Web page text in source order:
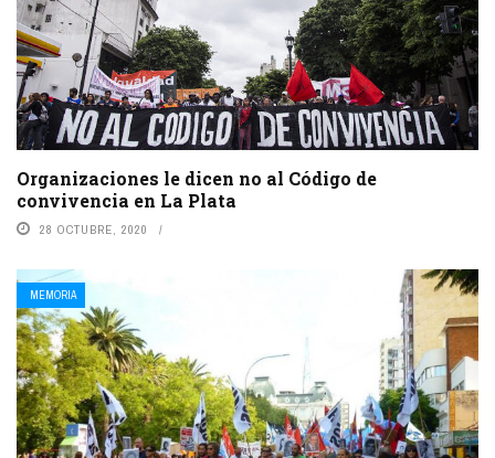
Organizaciones le dicen no al Código de
convivencia en La Plata
28 OCTUBRE, 2020
MEMORIA